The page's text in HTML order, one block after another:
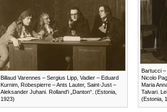
Billaud Varennes – Sergius Lipp, Vadier – Eduard
Kurnim, Robespierre – Ants Lauter, Saint-Just –
Aleksander Juhani. Rolland'i „Danton“. (Estonia,
1923)
Bartucci
Nicolo
Maria
Talvari.
(Estonia,